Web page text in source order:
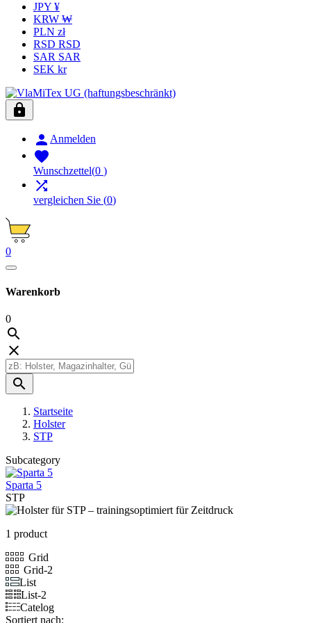
JPY ¥
KRW ₩
PLN zł
RSD RSD
SAR SAR
SEK kr

 Anmelden

Wunschzettel(0 )

vergleichen Sie (0)
0
Warenkorb
0



Startseite
Holster
STP
Subcategory
Sparta 5
STP
1 product
Grid
Grid-2
List
List-2
Catelog
Sortiert nach: